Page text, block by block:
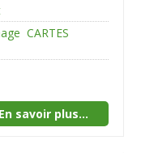
CARTES
En savoir plus...